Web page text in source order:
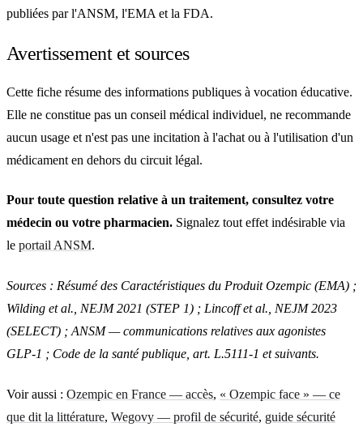
publiées par l'ANSM, l'EMA et la FDA.
Avertissement et sources
Cette fiche résume des informations publiques à vocation éducative.
Elle ne constitue pas un conseil médical individuel, ne recommande
aucun usage et n'est pas une incitation à l'achat ou à l'utilisation d'un
médicament en dehors du circuit légal.
Pour toute question relative à un traitement, consultez votre
médecin ou votre pharmacien. Signalez tout effet indésirable via
le portail ANSM.
Sources : Résumé des Caractéristiques du Produit Ozempic (EMA) ;
Wilding et al., NEJM 2021 (STEP 1) ; Lincoff et al., NEJM 2023
(SELECT) ; ANSM — communications relatives aux agonistes
GLP-1 ; Code de la santé publique, art. L.5111-1 et suivants.
Voir aussi : Ozempic en France — accès, « Ozempic face » — ce
que dit la littérature, Wegovy — profil de sécurité, guide sécurité